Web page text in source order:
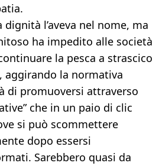
l’aveva nel nome, ma
ha impedito alle società
la pesca a strascico
aggirando la normativa
di promuoversi attraverso
che in un paio di clic
si può scommettere
dopo essersi
Sarebbero quasi da